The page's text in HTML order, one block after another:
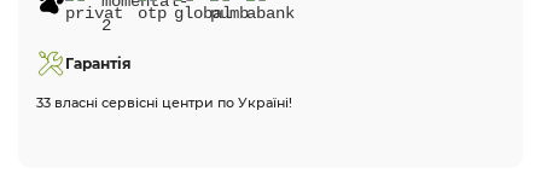
Гарантія
33 власні сервісні центри по Україні!